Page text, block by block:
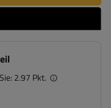
2.97 Pkt.